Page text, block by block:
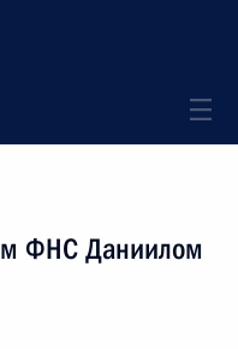
ФНС Даниилом